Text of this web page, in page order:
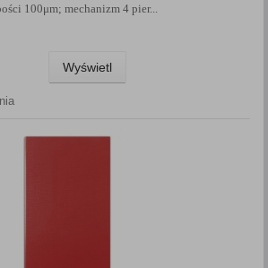
100μm; mechanizm 4 pier...
Wyświetl